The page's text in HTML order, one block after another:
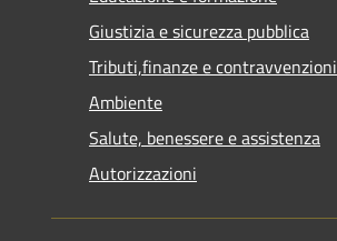
Giustizia e sicurezza pubblica
Tributi,finanze e contravvenzioni
Ambiente
Salute, benessere e assistenza
Autorizzazioni